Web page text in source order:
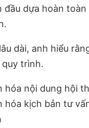
đầu dựa hoàn toàn
dài, anh hiểu
quy trình.
hóa nội dung hội
hóa kịch bản tư